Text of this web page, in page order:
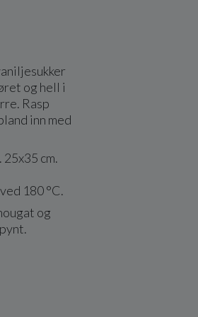
og hell i
Rasp
inn med
cm.
180 °C.
og